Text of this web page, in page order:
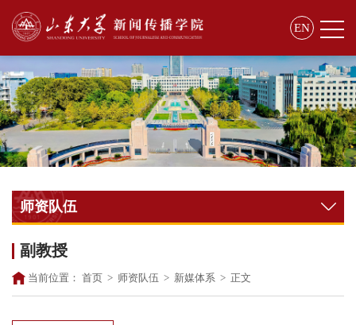
EN
师资队伍
副教授
当前位置： 首页 > 师资队伍 > 新媒体系 > 正文